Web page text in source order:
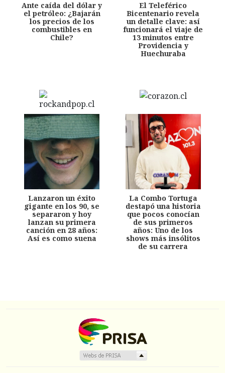
Ante caída del dólar y
el petróleo: ¿Bajarán
los precios de los
combustibles en
Chile?
El Teleférico
Bicentenario revela
un detalle clave: así
funcionará el viaje de
13 minutos entre
Providencia y
Huechuraba
Lanzaron un éxito
gigante en los 90, se
separaron y hoy
lanzan su primera
canción en 28 años:
Así es como suena
La Combo Tortuga
destapó una historia
que pocos conocían
de sus primeros
años: Uno de los
shows más insólitos
de su carrera